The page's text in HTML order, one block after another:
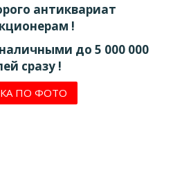
антиквариат
!
до 5 000 000
сразу !
ПО ФОТО